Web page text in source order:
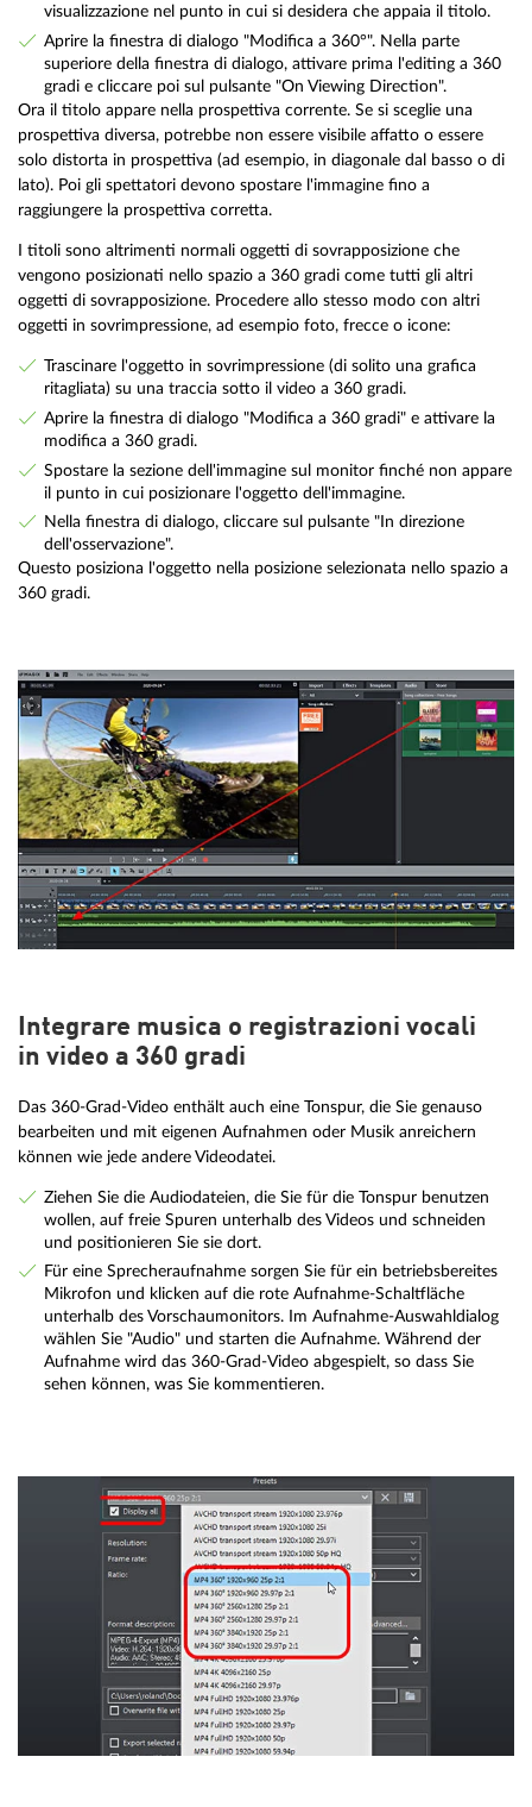
visualizzazione nel punto in cui si desidera che appaia il titolo.
Aprire la finestra di dialogo "Modifica a 360°". Nella parte
superiore della finestra di dialogo, attivare prima l'editing a 360
gradi e cliccare poi sul pulsante "On Viewing Direction".
Ora il titolo appare nella prospettiva corrente. Se si sceglie una
prospettiva diversa, potrebbe non essere visibile affatto o essere
solo distorta in prospettiva (ad esempio, in diagonale dal basso o di
lato). Poi gli spettatori devono spostare l'immagine fino a
raggiungere la prospettiva corretta.
I titoli sono altrimenti normali oggetti di sovrapposizione che
vengono posizionati nello spazio a 360 gradi come tutti gli altri
oggetti di sovrapposizione. Procedere allo stesso modo con altri
oggetti in sovrimpressione, ad esempio foto, frecce o icone:
Trascinare l'oggetto in sovrimpressione (di solito una grafica
ritagliata) su una traccia sotto il video a 360 gradi.
Aprire la finestra di dialogo "Modifica a 360 gradi" e attivare la
modifica a 360 gradi.
Spostare la sezione dell'immagine sul monitor finché non appare
il punto in cui posizionare l'oggetto dell'immagine.
Nella finestra di dialogo, cliccare sul pulsante "In direzione
dell'osservazione".
Questo posiziona l'oggetto nella posizione selezionata nello spazio a
360 gradi.
Integrare musica o registrazioni vocali
in video a 360 gradi
Das 360-Grad-Video enthält auch eine Tonspur, die Sie genauso
bearbeiten und mit eigenen Aufnahmen oder Musik anreichern
können wie jede andere Videodatei.
Ziehen Sie die Audiodateien, die Sie für die Tonspur benutzen
wollen, auf freie Spuren unterhalb des Videos und schneiden
und positionieren Sie sie dort.
Für eine Sprecheraufnahme sorgen Sie für ein betriebsbereites
Mikrofon und klicken auf die rote Aufnahme-Schaltfläche
unterhalb des Vorschaumonitors. Im Aufnahme-Auswahldialog
wählen Sie "Audio" und starten die Aufnahme. Während der
Aufnahme wird das 360-Grad-Video abgespielt, so dass Sie
sehen können, was Sie kommentieren.